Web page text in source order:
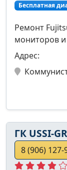
Бесплатная
Ремонт
мониторов и
Адрес:
ГК USSI-
8 (906) 127-